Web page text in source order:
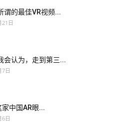
谓的最佳VR视频...
21日
会认为，走到第三...
7日
家中国AR眼...
6日